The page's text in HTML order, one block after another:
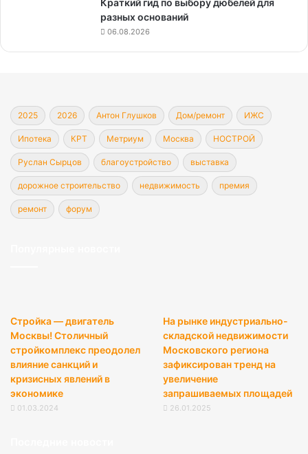
Краткий гид по выбору дюбелей для
разных оснований
06.08.2026
2025 2026 Антон Глушков Дом/ремонт ИЖС
Ипотека КРТ Метриум Москва НОСТРОЙ
Руслан Сырцов благоустройство выставка
дорожное строительство недвижимость премия
ремонт форум
Стройка — двигатель
Москвы! Столичный
стройкомплекс преодолел
влияние санкций и
кризисных явлений в
экономике
01.03.2024
На рынке индустриально-
складской недвижимости
Московского региона
зафиксирован тренд на
увеличение
запрашиваемых площадей
26.01.2025